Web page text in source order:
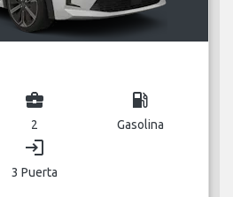
business_center
2
local_gas_station
Gasolina
login
3 Puerta